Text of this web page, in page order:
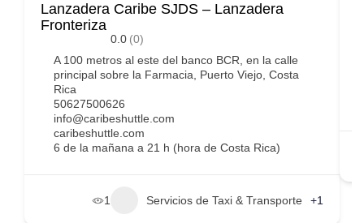
Lanzadera Caribe SJDS – Lanzadera
Fronteriza
0.0 (0)
A 100 metros al este del banco BCR, en la calle
principal sobre la Farmacia, Puerto Viejo, Costa
Rica
50627500626
info@caribeshuttle.com
caribeshuttle.com
6 de la mañana a 21 h (hora de Costa Rica)
1 Servicios de Taxi & Transporte +1